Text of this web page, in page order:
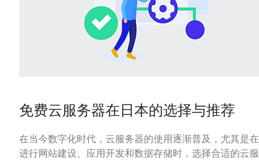
免费云服务器在日本的选择与推荐
在当今数字化时代，云服务器的使用逐渐普及，尤其是在
进行网站建设、应用开发和数据存储时，选择合适的云服